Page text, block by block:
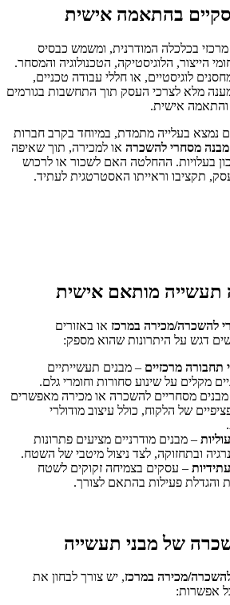
בהתאמה אישית
בכלכלה המודרנית, ומשמש כבסיס
הייצור, הלוגיסטיקה, הטכנולוגיה והמסחר.
לוגיסטיים, או חללי עבודה טכניים,
מלא לצרכי העסק תוך התחשבות בגורמים
והתאמה אישית.
נמצא בעלייה מתמדת, במיוחד בקרב חברות
מבנה מסחרי להשכרה או למכירה, תוך שאיפה
בעלויות. ההחלטה האם לשכור או לרכוש
תקציבו וראייתו האסטרטגית לעתיד.
תעשייה מותאם אישית
להשכרה/מכירה במרכז או באזורים
דגש על היתרונות שהוא מספק:
תחבורה מרכזיים – מבנים תעשייתיים
מקלים על שינוע סחורות וחומרי גלם.
מסחריים להשכרה או מכירה מאפשרים
של הלקוח, כולל עיצוב מודולרי
– מבנים מודרניים מציעים פתרונות
ובתחזוקה, לצד ניצול מיטבי של השטח.
– עסקים בצמיחה זקוקים לשטח
פעילות בהתאם לצורך.
של מבני תעשייה
מכירה במרכז, יש צורך לבחון את
אפשרות: